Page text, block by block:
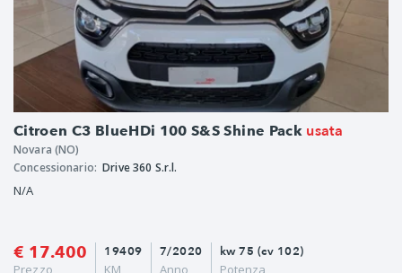
Citroen C3 BlueHDi 100 S&S Shine Pack usata
Novara (NO)
Concessionario: Drive 360 S.r.l.
N/A
€ 17.400
Prezzo
7/2020
Anno
19409
KM
kw 75 (cv 102)
Potenza